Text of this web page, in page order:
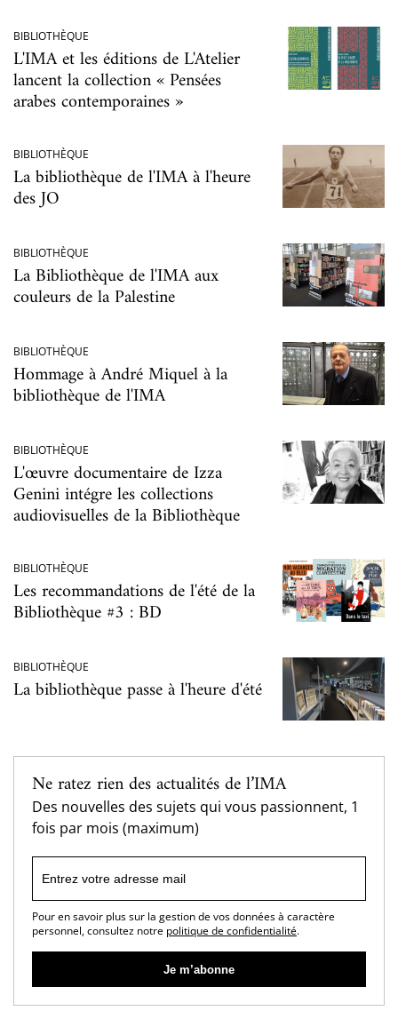
BIBLIOTHÈQUE
L'IMA et les éditions de L'Atelier
lancent la collection « Pensées
arabes contemporaines »
BIBLIOTHÈQUE
La bibliothèque de l'IMA à l'heure
des JO
BIBLIOTHÈQUE
La Bibliothèque de l'IMA aux
couleurs de la Palestine
BIBLIOTHÈQUE
Hommage à André Miquel à la
bibliothèque de l'IMA
BIBLIOTHÈQUE
L'œuvre documentaire de Izza
Genini intégre les collections
audiovisuelles de la Bibliothèque
BIBLIOTHÈQUE
Les recommandations de l'été de la
Bibliothèque #3 : BD
BIBLIOTHÈQUE
La bibliothèque passe à l'heure d'été
Ne ratez rien des actualités de l’IMA
Des nouvelles des sujets qui vous passionnent, 1
fois par mois (maximum)
Pour en savoir plus sur la gestion de vos données à caractère
personnel, consultez notre politique de confidentialité.